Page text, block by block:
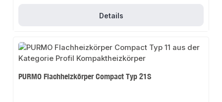
Details
PURMO Flachheizkörper Compact Typ 21S